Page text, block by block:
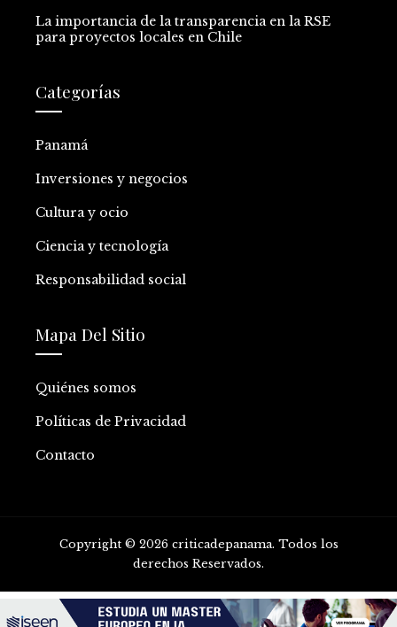
La importancia de la transparencia en la RSE
para proyectos locales en Chile
Categorías
Panamá
Inversiones y negocios
Cultura y ocio
Ciencia y tecnología
Responsabilidad social
Mapa Del Sitio
Quiénes somos
Políticas de Privacidad
Contacto
Copyright © 2026 criticadepanama. Todos los
derechos Reservados.